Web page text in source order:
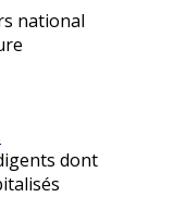
national
dont